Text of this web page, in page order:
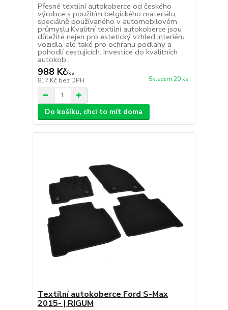
Přesné textilní autokoberce od českého
výrobce s použitím belgického materiálu,
speciálně používaného v automobilovém
průmyslu.Kvalitní textilní autokoberce jsou
důležité nejen pro estetický vzhled interiéru
vozidla, ale také pro ochranu podlahy a
pohodlí cestujících. Investice do kvalitních
autokob...
988 Kč/ks
817 Kč bez DPH Skladem 20 ks
Do košíku, chci to mít doma
Textilní autokoberce Ford S-Max
2015- | RIGUM